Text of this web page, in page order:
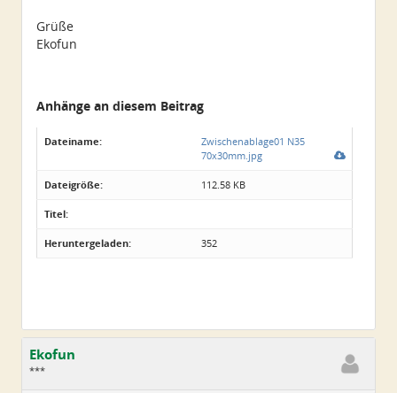
Grüße
Ekofun
Anhänge an diesem Beitrag
Dateiname:
Zwischenablage01 N35
70x30mm.jpg
Dateigröße: 112.58 KB
Titel:
Heruntergeladen: 352
Ekofun
***